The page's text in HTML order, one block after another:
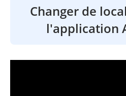
Changer de
l'application